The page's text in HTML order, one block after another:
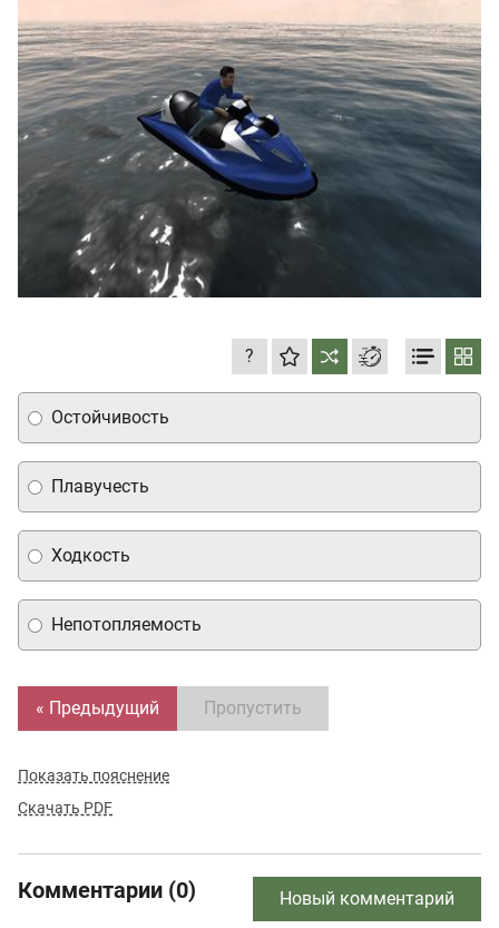
?
Плавучесть
Ходкость
Остойчивость
Непотопляемость
« Предыдущий Пропустить
Показать пояснение
Скачать PDF
Комментарии (0) Новый комментарий